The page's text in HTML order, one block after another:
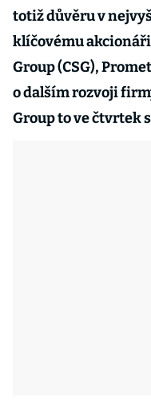
totiž důvěru v
klíčovému
Group (CSG),
o dalším rozvoji
Group to ve čtvrtek